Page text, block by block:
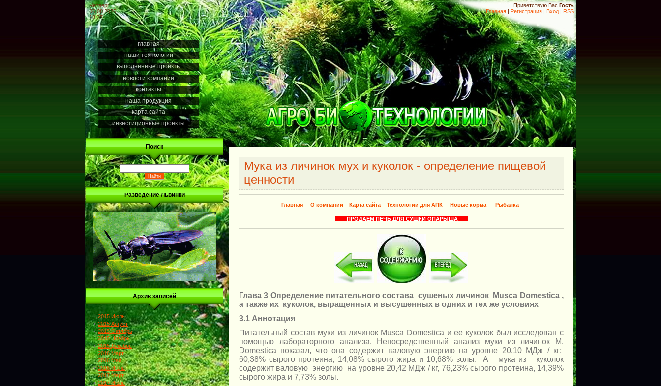
Четверг
06.08.2026
18:37
Приветствую Вас Гость
Главная | Регистрация | Вход | RSS
главная
наши технологии
выполненные проекты
новости компании
контакты
наша продукция
карта сайта
инвестиционные проекты
Поиск
Разведение Львинки
Архив записей
2015 Июль
2015 Август
2015 Октябрь
2015 Ноябрь
2015 Декабрь
2016 Март
2016 Май
2016 Июль
2017 Март
2017 Июль
Мука из личинок мух и куколок - определение пищевой
ценности
Главная О компании Карта сайта Технологии для АПК Новые корма Рыбалка​
ПРОДАЕМ ПЕЧЬ ДЛЯ СУШКИ ОПАРЫША
Глава 3 Определение питательного состава сушеных личинок Musca Domestica ,
а также их куколок, выращенных и высушенных в одних и тех же условиях
3.1 Аннотация
Питательный состав муки из личинок Musca Domestica и ее куколок был исследован с
помощью лабораторного анализа. Непосредственный анализ муки из личинок М.
Domestica показал, что она содержит валовую энергию на уровне 20,10 МДж / кг;
60,38% сырого протеина; 14,08% сырого жира и 10,68% золы. А мука из куколок
содержит валовую энергию на уровне 20,42 МДж / кг, 76,23% сырого протеина, 14,39%
сырого жира и 7,73% золы.